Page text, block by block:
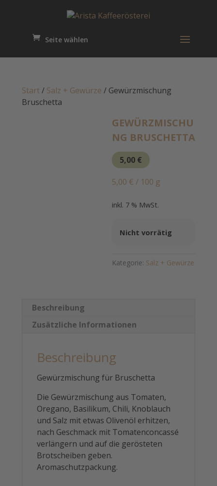
Seite wählen
Start/ Salz + Gewürze / Gewürzmischung
Bruschetta
GEWÜRZMISCHU
NG BRUSCHETTA
5,00 €
5,00 € / 100 g
inkl. 7 % MwSt.
Nicht vorrätig
Kategorie: Salz + Gewürze
Beschreibung
Zusätzliche Informationen
Beschreibung
Gewürzmischung für Bruschetta
Die Gewürzmischung aus Tomaten,
Oregano, Basilikum, Chili, Knoblauch
und Salz mit etwas Olivenöl erhitzen,
nach Geschmack mit Tomatenconcassé
verlängern und auf die gerösteten
Brotscheiben geben.
Aromaschutzpackung.